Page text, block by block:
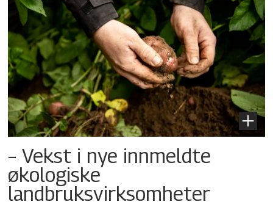
– Vekst i nye innmeldte
økologiske
landbruksvirksomheter